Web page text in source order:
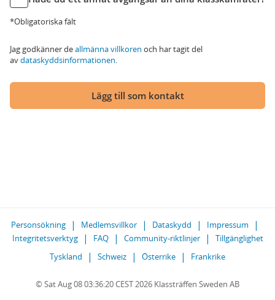
*Obligatoriska fält
Jag godkänner deallmänna villkoren och har tagit del
avdataskyddsinformationen.
Lägg till som kontakt
Personsökning Medlemsvillkor Dataskydd
Impressum
Integritetsverktyg
FAQ Community-riktlinjer
Tillgänglighet
Tyskland
Schweiz Österrike Frankrike
© Sat Aug 08 03:36:20 CEST 2026 Klassträffen Sweden AB